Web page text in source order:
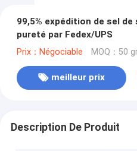
99,5% expédition de sel
pureté par Fedex/UPS
Prix：Négociable MOQ：50
meilleur prix
Description De Produit